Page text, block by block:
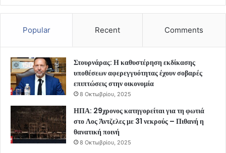
Popular Recent Comments
Στουρνάρας: Η καθυστέρηση εκδίκασης
υποθέσεων αφερεγγυότητας έχουν σοβαρές
επιπτώσεις στην οικονομία
8 Οκτωβρίου, 2025
ΗΠΑ: 29χρονος κατηγορείται για τη φωτιά
στο Λος Άντζελες με 31 νεκρούς – Πιθανή η
θανατική ποινή
8 Οκτωβρίου, 2025